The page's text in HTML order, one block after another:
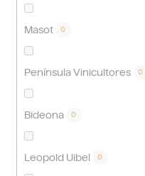
Masot 0
Península Vinicultores 0
Bideona 0
Leopold Uibel 0